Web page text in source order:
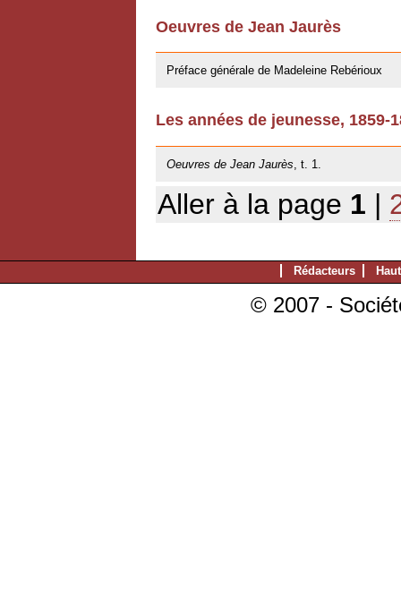
Oeuvres de Jean Jaurès
Préface générale de Madeleine Rebérioux
Les années de jeunesse, 1859-
Oeuvres de Jean Jaurès , t. 1.
Aller à la page 1 |
Rédacteurs
© 2007 -